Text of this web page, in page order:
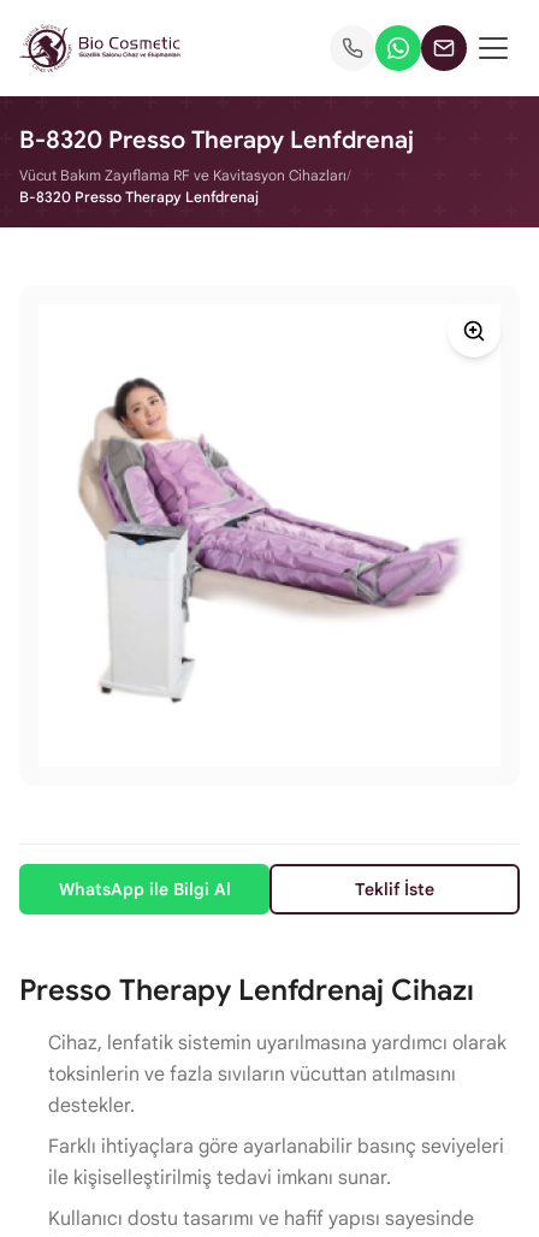
B-8320 Presso Therapy Lenfdrenaj
Vücut Bakım Zayıflama RF ve Kavitasyon Cihazları/
B-8320 Presso Therapy Lenfdrenaj
WhatsApp ile Bilgi Al Teklif İste
Presso Therapy Lenfdrenaj Cihazı
Cihaz, lenfatik sistemin uyarılmasına yardımcı olarak
toksinlerin ve fazla sıvıların vücuttan atılmasını
destekler.
Farklı ihtiyaçlara göre ayarlanabilir basınç seviyeleri
ile kişiselleştirilmiş tedavi imkanı sunar.
Kullanıcı dostu tasarımı ve hafif yapısı sayesinde